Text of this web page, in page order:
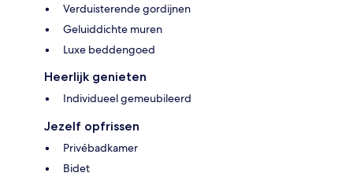
Verduisterende gordijnen
Geluiddichte muren
Luxe beddengoed
Heerlijk genieten
Individueel gemeubileerd
Jezelf opfrissen
Privébadkamer
Bidet